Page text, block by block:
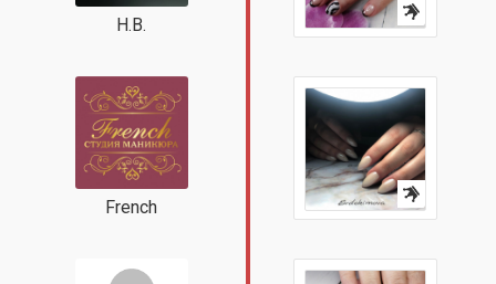
Н.В.
French